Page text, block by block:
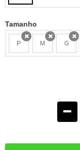
Tamanho
P M G